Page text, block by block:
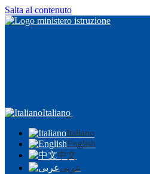
Salta al contenuto
Italiano
Italiano
English
中文
عربى